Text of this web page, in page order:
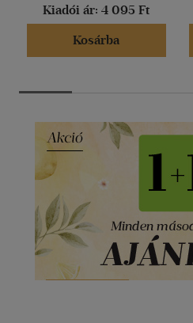
Kiadói ár: 4 095 Ft
Kosárba